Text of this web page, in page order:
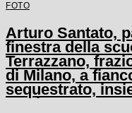
FOTO
Arturo Santato,
finestra della
Terrazzano,
di Milano, a
sequestrato,
un'altra maestra,